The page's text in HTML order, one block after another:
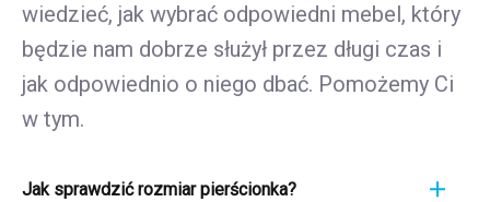
wiedzieć, jak wybrać odpowiedni mebel, który
będzie nam dobrze służył przez długi czas i
jak odpowiednio o niego dbać. Pomożemy Ci
w tym.
Jak sprawdzić rozmiar pierścionka?